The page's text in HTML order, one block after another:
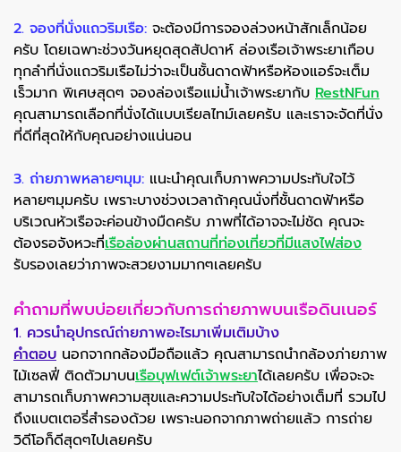
2. จองที่นั่งแถวริมเรือ: จะต้องมีการจองล่วงหน้าสักเล็กน้อย
ครับ โดยเฉพาะช่วงวันหยุดสุดสัปดาห์ ล่องเรือเจ้าพระยาเกือบ
ทุกลำที่นั่งแถวริมเรือไม่ว่าจะเป็นชั้นดาดฟ้าหรือห้องแอร์จะเต็ม
เร็วมาก พิเศษสุดๆ จองล่องเรือแม่น้ำเจ้าพระยากับ RestNFun
คุณสามารถเลือกที่นั่งได้แบบเรียลไทม์เลยครับ และเราจะจัดที่นั่ง
ที่ดีที่สุดให้กับคุณอย่างแน่นอน
3. ถ่ายภาพหลายๆมุม: แนะนำคุณเก็บภาพความประทับใจไว้
หลายๆมุมครับ เพราะบางช่วงเวลาถ้าคุณนั่งที่ชั้นดาดฟ้าหรือ
บริเวณหัวเรือจะค่อนข้างมืดครับ ภาพที่ได้อาจจะไม่ชัด คุณจะ
ต้องรอจังหวะที่เรือล่องผ่านสถานที่ท่องเที่ยวที่มีแสงไฟส่อง
รับรองเลยว่าภาพจะสวยงามมากๆเลยครับ
คำถามที่พบบ่อยเกี่ยวกับการถ่ายภาพบนเรือดินเนอร์
1. ควรนำอุปกรณ์ถ่ายภาพอะไรมาเพิ่มเติมบ้าง
คำตอบ นอกจากกล้องมือถือแล้ว คุณสามารถนำกล้องภ่ายภาพ
ไม้เซลฟี่ ติดตัวมาบนเรือบุฟเฟต์เจ้าพระยาได้เลยครับ เพื่อจะจะ
สามารถเก็บภาพความสุขและความประทับใจได้อย่างเต็มที่ รวมไป
ถึงแบตเตอรี่สำรองด้วย เพราะนอกจากภาพถ่ายแล้ว การถ่าย
วิดีโอก็ดีสุดๆไปเลยครับ